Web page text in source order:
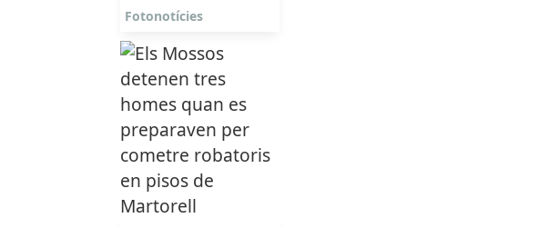
Fotonotícies